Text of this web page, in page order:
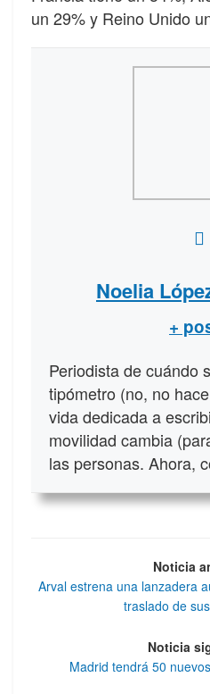
un 29% y Reino Unido
Noelia
+
Periodista de cuándo
tipómetro (no, no
vida dedicada a
movilidad cambia
las personas. Ahora,
Noticia
Arval estrena una lanzadera
traslado de
Noticia
Madrid tendrá 50